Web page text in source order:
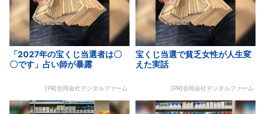
「2027年の宝くじ当選者は〇
〇です」占い師が暴露
[PR]合同会社デジタルファーム
宝くじ当選で貧乏女性が人生変
えた実話
[PR]合同会社デジタルファーム